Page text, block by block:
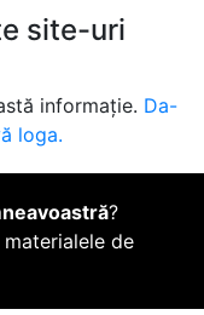
site-uri
informație. Da-
loga.
?
de